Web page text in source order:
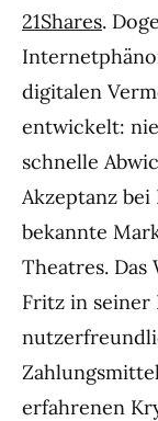
21Shares.
digitalen
entwickelt:
schnelle
Akzeptanz
bekannte
Theatres. Das
Fritz in seiner
erfahrenen